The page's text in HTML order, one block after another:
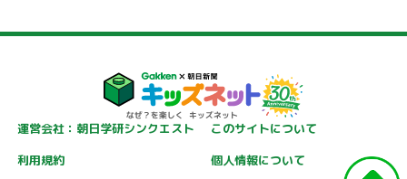
運営会社：朝日学研シンクエスト
このサイトについて
利用規約
個人情報について